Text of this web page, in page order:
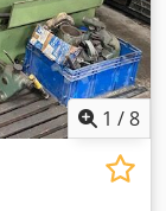
- 2
34527331
1 /8